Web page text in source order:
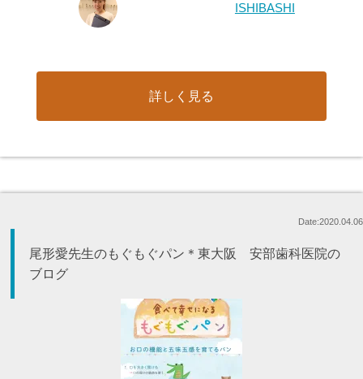
ISHIBASHI
詳しく見る
Date:2020.04.06
尾形愛先生のもぐもぐパン＊東大阪 安部歯科医院の
ブログ